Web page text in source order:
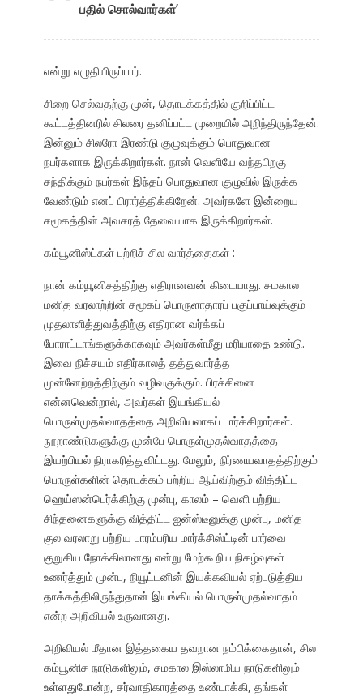
பதில் சொல்வார்கள்’
என்று எழுதியிருப்பார்.
சிறை செல்வதற்கு முன், தொடக்கத்தில் குறிப்பிட்ட
கூட்டத்தினரில் சிலரை தனிப்பட்ட முறையில் அறிந்திருந்தேன்.
இன்னும் சிலரோ இரண்டு குழுவுக்கும் பொதுவான
நபர்களாக இருக்கிறார்கள். நான் வெளியே வந்தபிறகு
சந்திக்கும் நபர்கள் இந்தப் பொதுவான குழுவில் இருக்க
வேண்டும் எனப் பிரார்த்திக்கிறேன். அவர்களே இன்றைய
சமூகத்தின் அவசரத் தேவையாக இருக்கிறார்கள்.
கம்யூனிஸ்ட்கள் பற்றிச் சில வார்த்தைகள் :
நான் கம்யூனிசத்திற்கு எதிரானவன் கிடையாது. சமகால
மனித வரலாற்றின் சமூகப் பொருளாதாரப் பகுப்பாய்வுக்கும்
முதலாளித்துவத்திற்கு எதிரான வர்க்கப்
போராட்டாங்களுக்காகவும் அவர்கள்மீது மரியாதை உண்டு.
இவை நிச்சயம் எதிர்காலத் தத்துவார்த்த
முன்னேற்றத்திற்கும் வழிவகுக்கும். பிரச்சினை
என்னவென்றால், அவர்கள் இயங்கியல்
பொருள்முதல்வாதத்தை அறிவியலாகப் பார்க்கிறார்கள்.
நூறாண்டுகளுக்கு முன்பே பொருள்முதல்வாதத்தை
இயற்பியல் நிராகரித்துவிட்டது. மேலும், நிர்ணயவாதத்திற்கும்
பொருள்களின் தொடக்கம் பற்றிய ஆய்விற்கும் வித்திட்ட
ஹெய்ஸன்பெர்க்கிற்கு முன்பு, காலம் – வெளி பற்றிய
சிந்தனைகளுக்கு வித்திட்ட ஐன்ஸ்டீனுக்கு முன்பு, மனித
குல வரலாறு பற்றிய பாரம்பரிய மார்க்சிஸ்ட்டின் பார்வை
குறுகிய நோக்கிலானது என்று மேற்கூறிய நிகழ்வுகள்
உணர்த்தும் முன்பு, நியூட்டனின் இயக்கவியல் ஏற்படுத்திய
தாக்கத்திலிருந்துதான் இயங்கியல் பொருள்முதல்வாதம்
என்ற அறிவியல் உருவானது.
அறிவியல் மீதான இத்தகைய தவறான நம்பிக்கைதான், சில
கம்யூனிச நாடுகளிலும், சமகால இஸ்லாமிய நாடுகளிலும்
உள்ளதுபோன்ற, சர்வாதிகாரத்தை உண்டாக்கி, தங்கள்